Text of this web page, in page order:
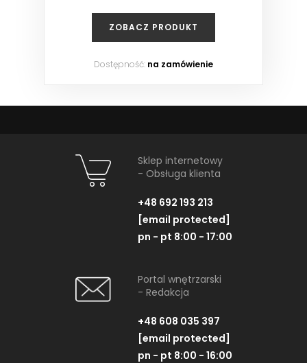
ZOBACZ PRODUKT
Dostępność: na zamówienie
Sklep internetowy
- Obsługa klienta
+48 692 193 213
[email protected]
pn - pt 8:00 - 17:00
Portal wnętrzarski
- Redakcja
+48 608 035 397
[email protected]
pn - pt 8:00 - 16:00